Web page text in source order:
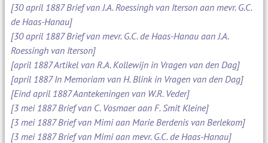
[30 april 1887 Brief van J.A. Roessingh van Iterson aan mevr. G.C.
de Haas-Hanau]
[30 april 1887 Brief van mevr. G.C. de Haas-Hanau aan J.A.
Roessingh van Iterson]
[april 1887 Artikel van R.A. Kollewijn in Vragen van den Dag]
[april 1887 In Memoriam van H. Blink in Vragen van den Dag]
[Eind april 1887 Aantekeningen van W.R. Veder]
[3 mei 1887 Brief van C. Vosmaer aan F. Smit Kleine]
[3 mei 1887 Brief van Mimi aan Marie Berdenis van Berlekom]
[3 mei 1887 Brief van Mimi aan mevr. G.C. de Haas-Hanau]